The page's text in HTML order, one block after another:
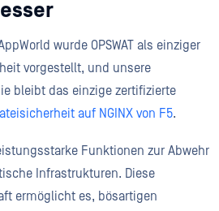
wurde OPSWAT als einziger
vorgestellt, und unsere
bleibt das einzige zertifizierte
auf NGINX von F5.
Funktionen zur Abwehr
Infrastrukturen. Diese
ermöglicht es, bösartigen